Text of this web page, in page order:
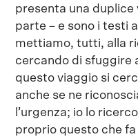
presenta una duplice
parte – e sono i testi
mettiamo, tutti, alla
cercando di sfuggire
questo viaggio si
anche se ne
l’urgenza; io lo
proprio questo che